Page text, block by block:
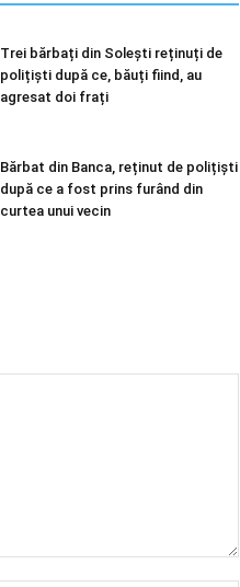
Trei bărbați din Solești reținuți de
polițiști după ce, băuți fiind, au
agresat doi frați
Bărbat din Banca, reținut de polițiști
după ce a fost prins furând din
curtea unui vecin